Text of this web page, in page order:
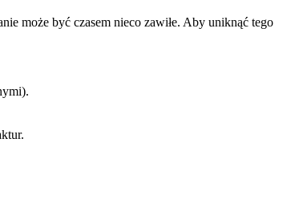
może być czasem nieco zawiłe. Aby uniknąć tego